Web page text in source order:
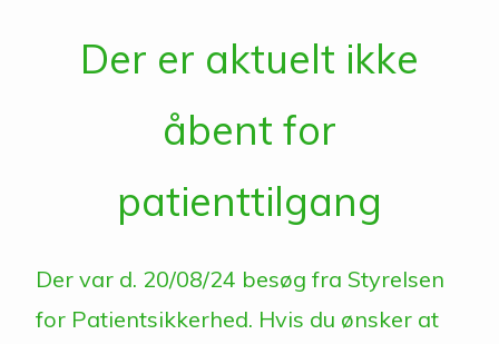
Der er aktuelt ikke
åbent for
patienttilgang
Der var d. 20/08/24 besøg fra Styrelsen
for Patientsikkerhed. Hvis du ønsker at